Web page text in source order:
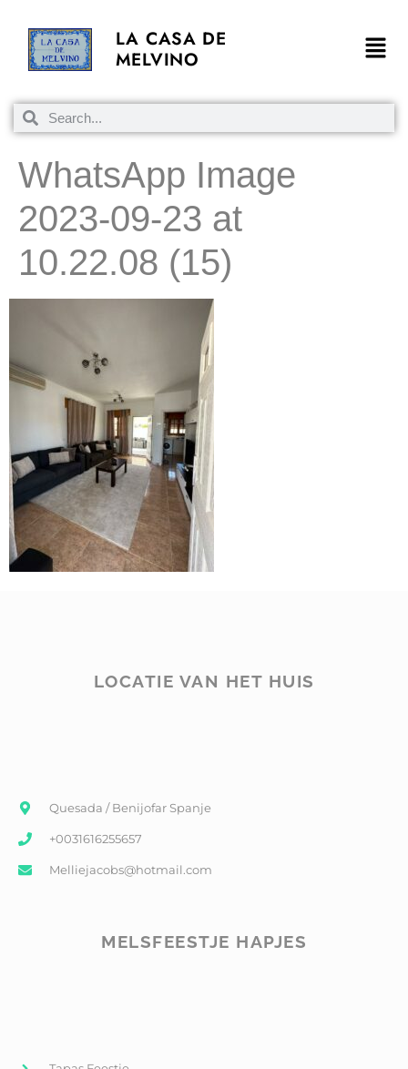
LA CASA DE
MELVINO
WhatsApp Image
2023-09-23 at
10.22.08 (15)
LOCATIE VAN HET HUIS
Quesada / Benijofar Spanje
+0031616255657
Melliejacobs@hotmail.com
MELSFEESTJE HAPJES